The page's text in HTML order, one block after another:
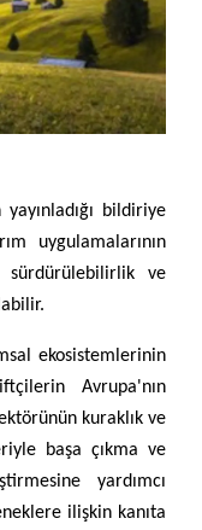
bildiriye
uygulamalarının
sürdürülebilirlik ve
ekosistemlerinin
Avrupa'nın
kuraklık ve
başa çıkma ve
yardımcı
ilişkin kanıta